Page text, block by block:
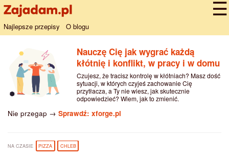
Najlepsze przepisy O blogu
Nauczę Cię jak wygrać każdą
kłótnię i konflikt, w pracy i w domu
Czujesz, że tracisz kontrolę w kłótniach? Masz dość
sytuacji, w których czyjeś zachowanie Cię
przytłacza, a Ty nie wiesz, jak skutecznie
odpowiedzieć? Wiem, jak to zmienić.
Nie przegap → Sprawdź: xforge.pl
NA CZASIE PIZZA CHLEB